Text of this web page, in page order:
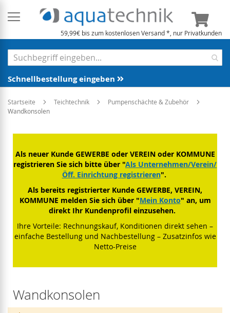
59,99€ bis zum kostenlosen Versand *, nur Privatkunden
Mein
Schnellbestellung eingeben
Startseite Teichtechnik
Pumpenschächte & Zubehör
Wandkonsolen
Als neuer Kunde GEWERBE oder VEREIN oder KOMMUNE
registrieren Sie sich bitte über "Als Unternehmen/Verein/
Öff. Einrichtung registrieren".
Als bereits registrierter Kunde GEWERBE, VEREIN,
KOMMUNE melden Sie sich über "Mein Konto" an, um
direkt Ihr Kundenprofil einzusehen.
Ihre Vorteile: Rechnungskauf, Konditionen direkt sehen –
einfache Bestellung und Nachbestellung – Zusatzinfos wie
Netto-Preise
Wandkonsolen